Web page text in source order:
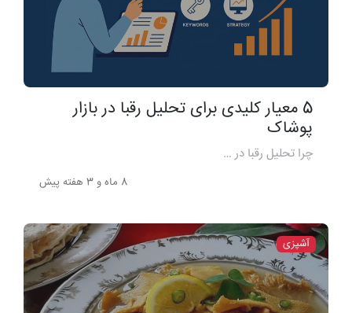
5 معیار کلیدی برای تحلیل رقبا در بازار
پوشاک
چرا تحلیل رقبا در …
8 ماه و 3 هفته پیش
آشپزی